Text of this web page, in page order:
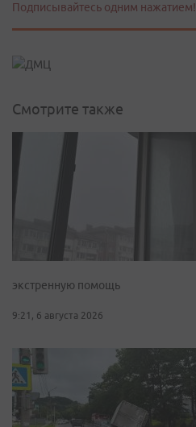
Подписывайтесь одним нажатием!
Смотрите также
экстренную помощь
9:21, 6 августа 2026